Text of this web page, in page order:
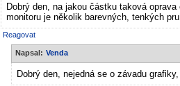
Dobrý den, na jakou částku taková
monitoru je několik barevných, tenkých
Reagovat
Napsal: Venda
Dobrý den, nejedná se o závadu grafiky,